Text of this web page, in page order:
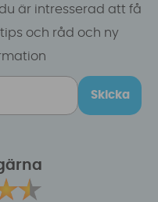
är intresserad att få
och råd och ny
Skicka